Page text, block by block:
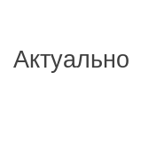
Актуально